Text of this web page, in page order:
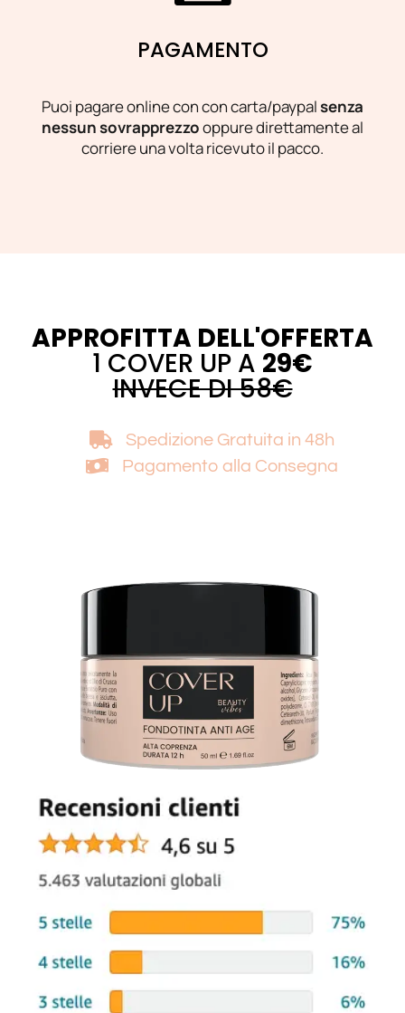
PAGAMENTO
Puoi pagare online con con carta/paypalsenza
nessun sovrapprezzooppure direttamente al
corriere una volta ricevuto il pacco.
APPROFITTA DELL'OFFERTA
1 COVER UP A 29€
INVECE DI 58€
Spedizione Gratuita in 48h
Pagamento alla Consegna